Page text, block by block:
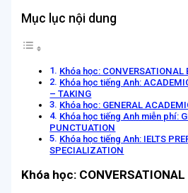
Mục lục nội dung
Khóa học: CONVERSATIONAL
Khóa học tiếng Anh:
– TAKING
Khóa học: GENERAL
Khóa học tiếng Anh miễn phí:
PUNCTUATION
Khóa học tiếng Anh: IELTS
SPECIALIZATION
Khóa học: